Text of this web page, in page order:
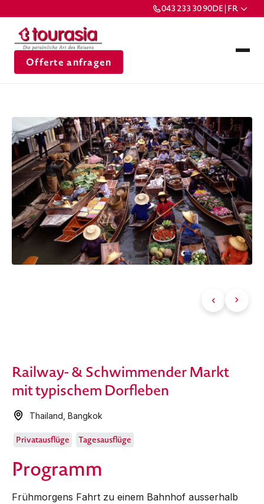
043 233 30 90DE | FR
Offerte anfragen
Railway- & Schwimmender Markt
mit typischem Dorfleben
Thailand ,Bangkok
Privatausflüge Tagesausflüge
Programm
Frühmorgens Fahrt zu einem Bahnhof ausserhalb